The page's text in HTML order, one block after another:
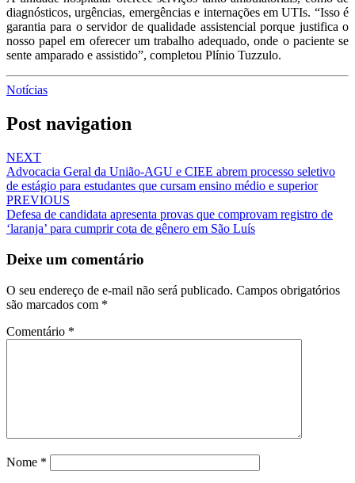
diagnósticos, urgências, emergências e internações em UTIs. “Isso é
garantia para o servidor de qualidade assistencial porque justifica o
nosso papel em oferecer um trabalho adequado, onde o paciente se
sente amparado e assistido”, completou Plínio Tuzzulo.
Notícias
Post navigation
NEXT
Advocacia Geral da União-AGU e CIEE abrem processo seletivo
de estágio para estudantes que cursam ensino médio e superior
PREVIOUS
Defesa de candidata apresenta provas que comprovam registro de
‘laranja’ para cumprir cota de gênero em São Luís
Deixe um comentário
O seu endereço de e-mail não será publicado. Campos obrigatórios
são marcados com *
Comentário *
Nome *